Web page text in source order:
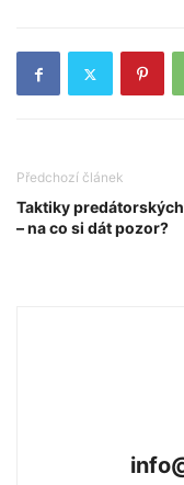
Předchozí článek
Taktiky
– na co si dát pozor?